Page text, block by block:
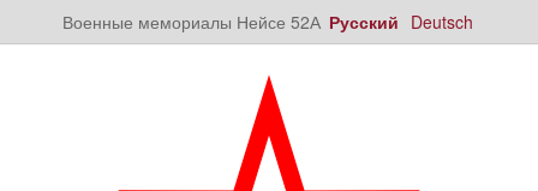
Военные мемориалы Нейсе 52А Русский Deutsch